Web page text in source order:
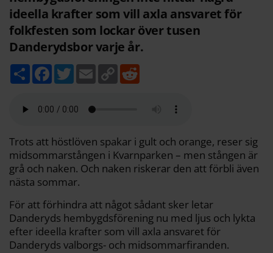
ideella krafter som vill axla ansvaret för
folkfesten som lockar över tusen
Danderydsbor varje år.
D
e
F
b
k
T
w
t
E
m
C
o
k
Trots att höstlöven spakar i gult och orange, reser sig
midsommarstången i Kvarnparken – men stången är
grå och naken. Och naken riskerar den att förbli även
nästa sommar.
För att förhindra att något sådant sker letar
Danderyds hembygdsförening nu med ljus och lykta
efter ideella krafter som vill axla ansvaret för
Danderyds valborgs- och midsommarfiranden.